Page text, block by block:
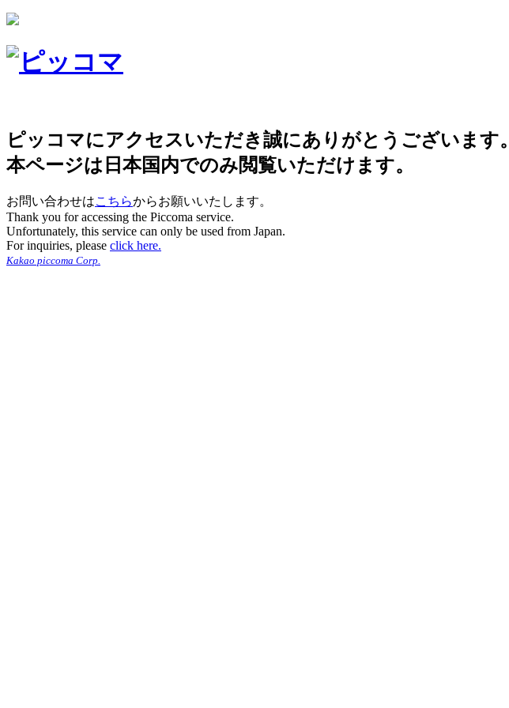
ピッコマにアクセスいただき誠にありがとうございます。
本ページは日本国内でのみ閲覧いただけます。
お問い合わせはこちらからお願いいたします。
Thank you for accessing the Piccoma service.
Unfortunately, this service can only be used from Japan.
For inquiries, please click here.
Kakao piccoma Corp.